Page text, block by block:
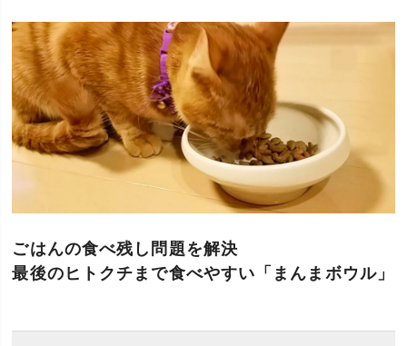
ごはんの食べ残し問題を解決
最後のヒトクチまで食べやすい「まんまボウル」